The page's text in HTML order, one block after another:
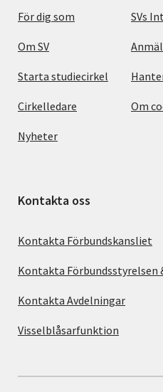
För dig som
Om SV
Starta studiecirkel
Cirkelledare
Nyheter
SVs
Om
Kontakta oss
Kontakta Förbundskansliet
Kontakta Förbundsstyrelsen
Kontakta Avdelningar
Visselblåsarfunktion